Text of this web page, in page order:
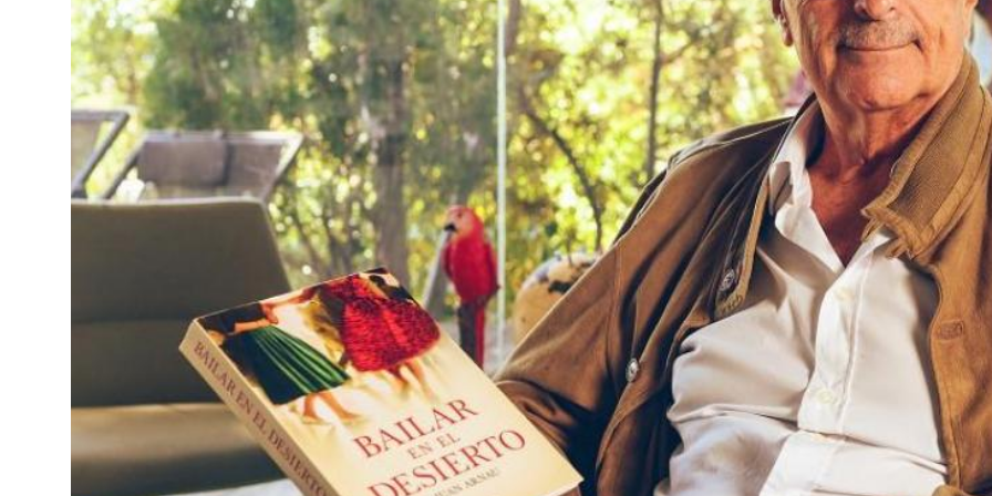
Política de Privacidad Política de CookiesAviso LegalPolítica de Sostenibilidad